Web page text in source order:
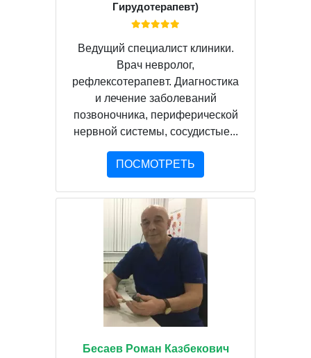
Гирудотерапевт)
Ведущий специалист клиники.
Врач невролог,
рефлексотерапевт. Диагностика
и лечение заболеваний
позвоночника, периферической
нервной системы, сосудистые...
ПОСМОТРЕТЬ
Бесаев Роман Казбекович